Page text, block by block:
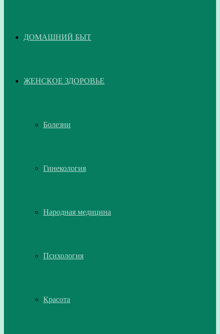
ДОМАШНИЙ БЫТ
ЖЕНСКОЕ ЗДОРОВЬЕ
Болезни
Гинекология
Народная медицина
Психология
Красота